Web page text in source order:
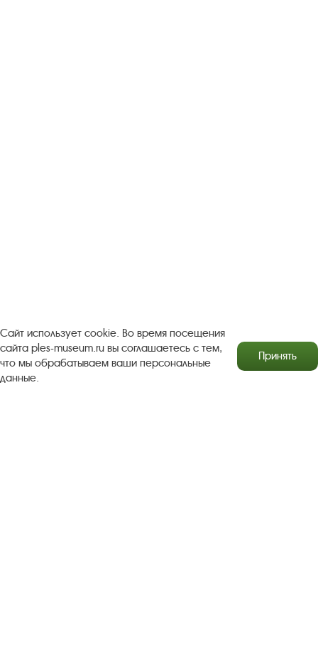
Антикоррупционная деятельность
Сайт использует cookie. Во время посещения
сайта ples-museum.ru вы соглашаетесь с тем,
что мы обрабатываем ваши персональные
данные.
Принять